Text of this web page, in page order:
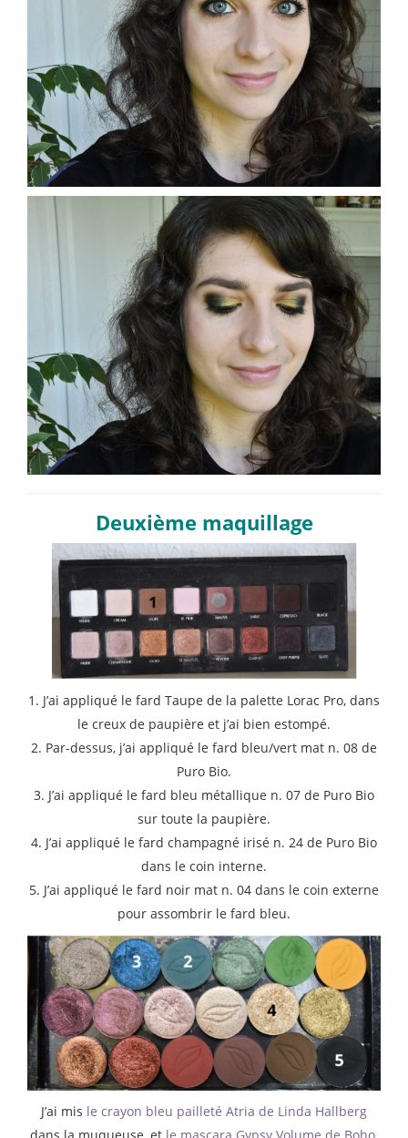
Deuxième maquillage
1. J’ai appliqué le fard Taupe de la palette Lorac Pro, dans
le creux de paupière et j’ai bien estompé.
2. Par-dessus, j’ai appliqué le fard bleu/vert mat n. 08 de
Puro Bio.
3. J’ai appliqué le fard bleu métallique n. 07 de Puro Bio
sur toute la paupière.
4. J’ai appliqué le fard champagné irisé n. 24 de Puro Bio
dans le coin interne.
5. J’ai appliqué le fard noir mat n. 04 dans le coin externe
pour assombrir le fard bleu.
J’ai mis le crayon bleu pailleté Atria de Linda Hallberg